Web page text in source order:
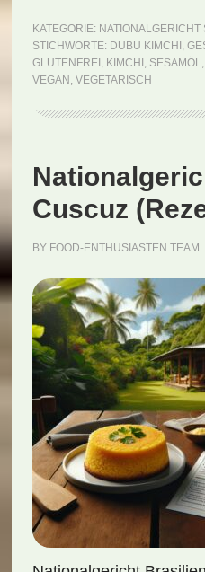
KATEGORIE: NATIONALGERICHT
STICHWORTE: DUBU KIMCHI ,
GLUTENFREI , KIMCHI , SESAMÖL,
VEGAN , VEGETARISCH
Cuscuz
BY FOOD-ENTHUSIASTEN TEAM